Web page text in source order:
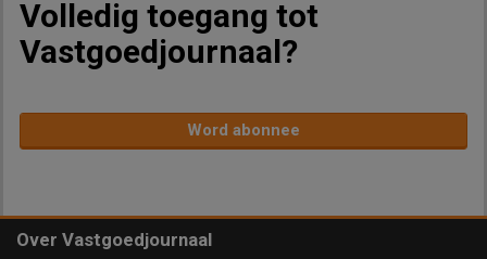
Volledig toegang tot
Vastgoedjournaal?
Word abonnee
Over Vastgoedjournaal